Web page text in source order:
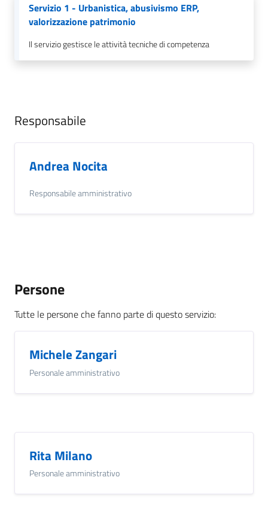
Servizio 1 - Urbanistica, abusivismo ERP,
valorizzazione patrimonio
Il servizio gestisce le attività tecniche di competenza
Responsabile
Andrea Nocita
Responsabile amministrativo
Persone
Tutte le persone che fanno parte di questo servizio:
Michele Zangari
Personale amministrativo
Rita Milano
Personale amministrativo